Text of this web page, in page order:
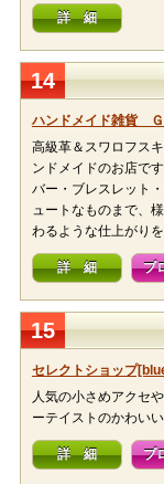
詳 細
14
ハンドメイド雑貨
高級革＆スワロフス
ンドメイドのお店で
バー・ブレスレット
ュートなものまで、
わるような仕上がり
詳 細 ブ
15
セレクトショップ
人気の小さめアクセ
ーテイストのかわい
詳 細 ブ